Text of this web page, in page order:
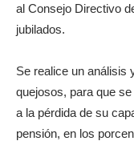
al Consejo Directivo
jubilados.
Se realice un análisis
quejosos, para que
a la pérdida de su
pensión, en los